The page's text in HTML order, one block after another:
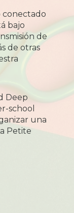
conectado
bajo
de
de otras
Deep
school
una
Petite